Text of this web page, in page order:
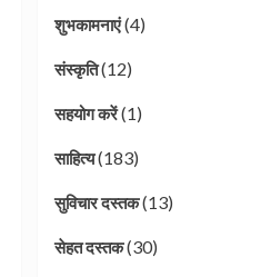
शुभकामनाएं(4)
संस्कृति(12)
सहयोग करें(1)
साहित्य(183)
सुविचार दस्तक(13)
सेहत दस्तक(30)